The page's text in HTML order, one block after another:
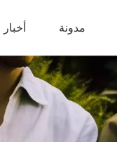
أخبار مدونة